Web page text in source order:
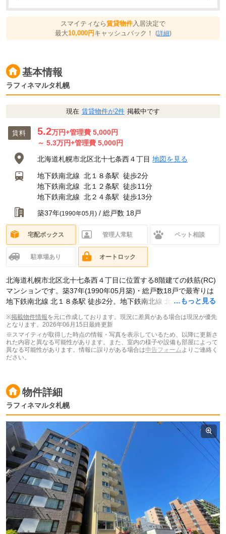
スマイティなら賃貸物件 入居決定で
最大10,000円キャッシュバック！ (詳細)
基本情報
ラフィネマルタ札幌
現在 賃貸物件が2件 掲載中です
賃料 5.2万円+管理費 5,000円
～ 5.3万円+管理費 5,000円
北海道札幌市北区北十七条西４丁目 地図を見る
地下鉄南北線 北１８条駅 徒歩2分
地下鉄南北線 北１２条駅 徒歩11分
地下鉄南北線 北２４条駅 徒歩13分
築37年(1990年05月) / 総戸数 18戸
宅配ボックス 管理人常駐 ペット相談
駐車場あり オートロック
…もっと見る
北海道札幌市北区北十七条西４丁目に位置する8階建ての鉄筋(RC)
マンションです。築37年(1990年05月築)・総戸数18戸で最寄りは
地下鉄南北線 北１８条駅 徒歩2分。地下鉄南北線 北１２条駅 徒歩
掲載されています。
※掲載物件情報を元に作成しております。現況に差異がある場合は現況が優先
となります。 2026年06月15日最終更新
※スマイティが取得した時点の情報・写真を表示しているため、以降に更新さ
れた内容と異なる可能性があります。また、室内の様子や設備も部屋によって
異なる可能性があります。情報に誤りがある場合は申告フォーム よりご連絡く
ださい。
物件詳細
ラフィネマルタ札幌